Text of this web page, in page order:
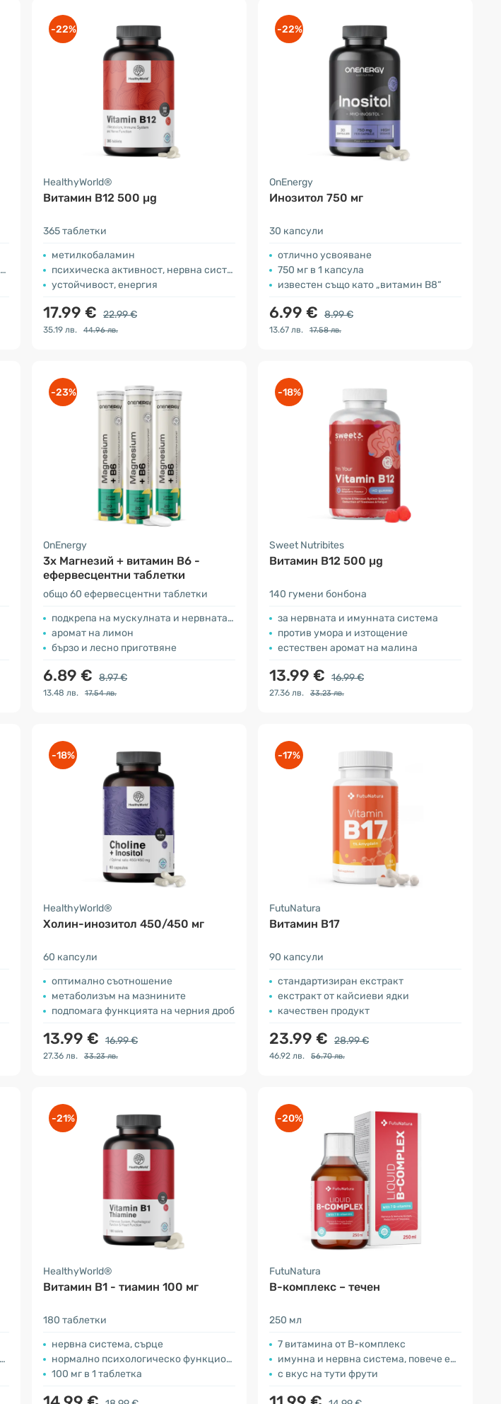
-22%
HealthyWorld®
Витамин B12 500 µg
365 таблетки
метилкобаламин
психическа активност, нервна система
устойчивост, енергия
17.99 € 22.99 €
35.19 лв. 44.96 лв.
-22%
OnEnergy
Инозитол 750 мг
30 капсули
отлично усвояване
750 мг в 1 капсула
известен също като „витамин В8“
6.99 € 8.99 €
13.67 лв. 17.58 лв.
-23%
OnEnergy
3x Магнезий + витамин В6 -
ефервесцентни таблетки
общо 60 ефервесцентни таблетки
подкрепа на мускулната и нервната система
аромат на лимон
бързo и лесно приготвяне
6.89 € 8.97 €
13.48 лв. 17.54 лв.
-18%
Sweet Nutribites
Витамин В12 500 µg
140 гумени бонбона
за нервната и имунната система
против умора и изтощение
естествен аромат на малина
13.99 € 16.99 €
27.36 лв. 33.23 лв.
-18%
HealthyWorld®
Холин-инозитол 450/450 мг
60 капсули
оптимално съотношение
метаболизъм на мазнините
подпомага функцията на черния дроб
13.99 € 16.99 €
27.36 лв. 33.23 лв.
-17%
FutuNatura
Витамин B17
90 капсули
стандартизиран екстракт
екстракт от кайсиеви ядки
качествен продукт
23.99 € 28.99 €
46.92 лв. 56.70 лв.
-21%
HealthyWorld®
Витамин В1 - тиамин 100 мг
180 таблетки
нервна система, сърце
нормално психологическо функциониране
100 мг в 1 таблетка
-20%
FutuNatura
B-комплекс – течен
250 мл
7 витамина от B-комплекс
имунна и нервна система, повече енергия
с вкус на тути фрути